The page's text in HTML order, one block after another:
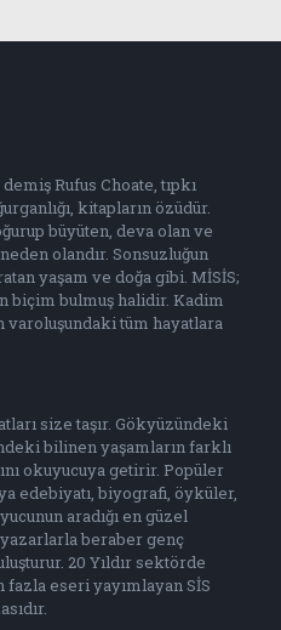
Rufus Choate, tıpkı
kitapların özüdür.
büyüten, deva olan ve
olandır. Sonsuzluğun
yaşam ve doğa gibi. MİSİS;
biçim bulmuş halidir. Kadim
varoluşundaki tüm hayatlara
size taşır. Gökyüzündeki
bilinen yaşamların farklı
okuyucuya getirir. Popüler
edebiyatı, biyografi, öyküler,
aradığı en güzel
yazarlarla beraber genç
20 Yıldır sektörde
fazla eseri yayımlayan SİS